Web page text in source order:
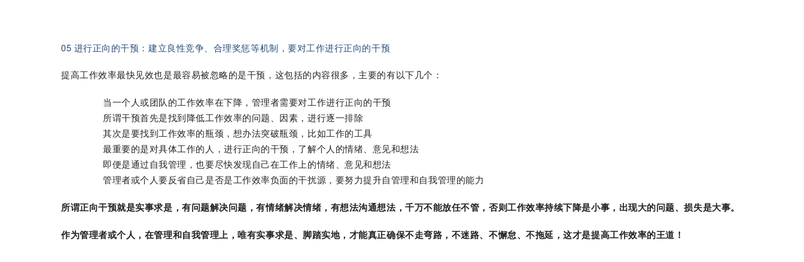
05 进行正向的干预：建立良性竞争、合理奖惩等机制，要对工作进行正向的干预
提高工作效率最快见效也是最容易被忽略的是干预，这包括的内容很多，主要的有以下几个：
当一个人或团队的工作效率在下降，管理者需要对工作进行正向的干预
所谓干预首先是找到降低工作效率的问题、因素，进行逐一排除
其次是要找到工作效率的瓶颈，想办法突破瓶颈，比如工作的工具
最重要的是对具体工作的人，进行正向的干预，了解个人的情绪、意见和想法
即便是通过自我管理，也要尽快发现自己在工作上的情绪、意见和想法
管理者或个人要反省自己是否是工作效率负面的干扰源，要努力提升自管理和自我管理的能力
所谓正向干预就是实事求是，有问题解决问题，有情绪解决情绪，有想法沟通想法，千万不能放任不管，否则工作效率持续下降是小事，出现大的问题、损失是大事。
作为管理者或个人，在管理和自我管理上，唯有实事求是、脚踏实地，才能真正确保不走弯路，不迷路、不懈怠、不拖延，这才是提高工作效率的王道！